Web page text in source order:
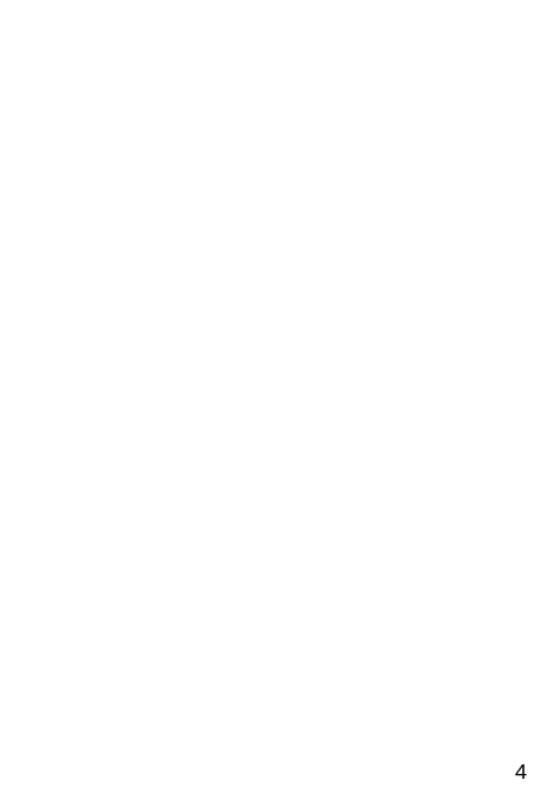
4